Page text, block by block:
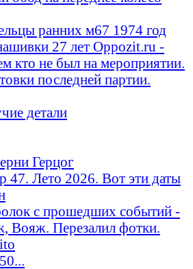
ранних м67 1974 год
27 лет Oppozit.ru -
кто не был на мероприятии.
последней партии.
детали
Герцог
47. Лето 2026. Вот эти даты
с прошедших событий -
Вояж. Перезалил фотки.